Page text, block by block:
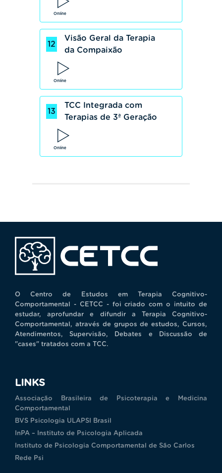
Online
12
Visão Geral da Terapia
da Compaixão
Online
13
TCC Integrada com
Terapias de 3ª Geração
Online
O Centro de Estudos em Terapia Cognitivo-
Comportamental - CETCC - foi criado com o intuito de
estudar, aprofundar e difundir a Terapia Cognitivo-
Comportamental, através de grupos de estudos, Cursos,
Atendimentos, Supervisão, Debates e Discussão de
"cases" tratados com a TCC.
LINKS
Associação Brasileira de Psicoterapia e Medicina
Comportamental
BVS Psicologia ULAPSI Brasil
InPA – Instituto de Psicologia Aplicada
Instituto de Psicologia Comportamental de São Carlos
Rede Psi